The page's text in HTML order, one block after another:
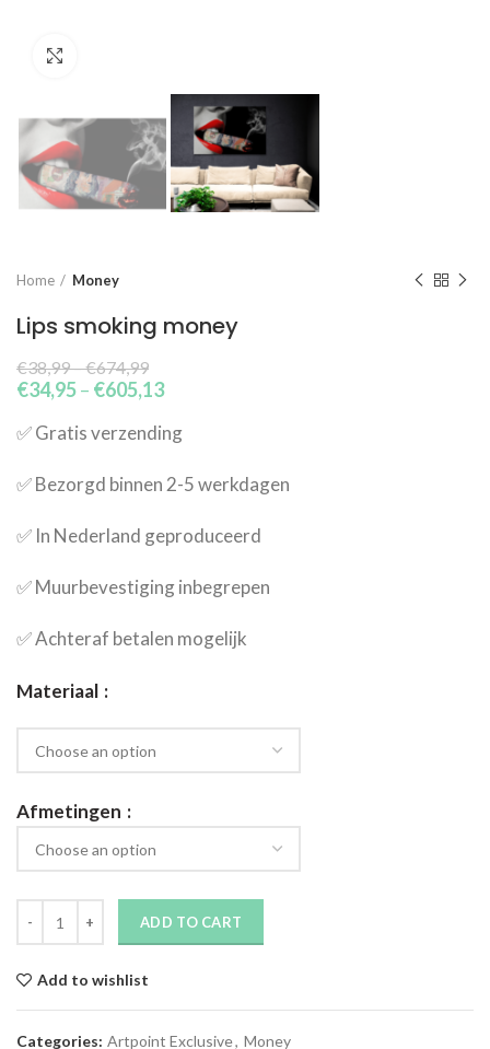
Home Money
Lips smoking money
€38,99–€674,99
€34,95– €605,13
✅​ Gratis verzending
✅​ Bezorgd binnen 2-5 werkdagen
✅​ In Nederland geproduceerd
✅​ Muurbevestiging inbegrepen
✅​ Achteraf betalen mogelijk
Materiaal
Afmetingen
ADD TO CART
Add to wishlist
Categories: Artpoint Exclusive, Money